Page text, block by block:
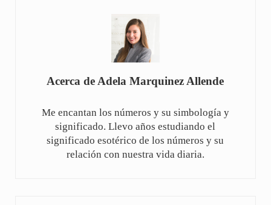
Acerca de Adela Marquinez Allende
Me encantan los números y su simbología y
significado. Llevo años estudiando el
significado esotérico de los números y su
relación con nuestra vida diaria.